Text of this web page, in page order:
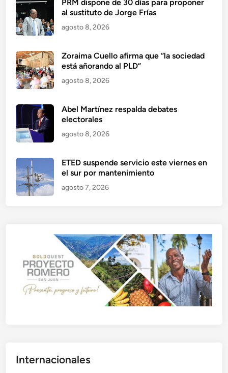
PRM dispone de 30 días para proponer
al sustituto de Jorge Frías
agosto 8, 2026
Zoraima Cuello afirma que “la sociedad
está añorando al PLD”
agosto 8, 2026
Abel Martínez respalda debates
electorales
agosto 8, 2026
ETED suspende servicio este viernes en
el sur por mantenimiento
agosto 7, 2026
Internacionales